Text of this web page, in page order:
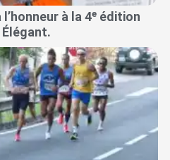
à la 4ᵉ édition
Élégant.